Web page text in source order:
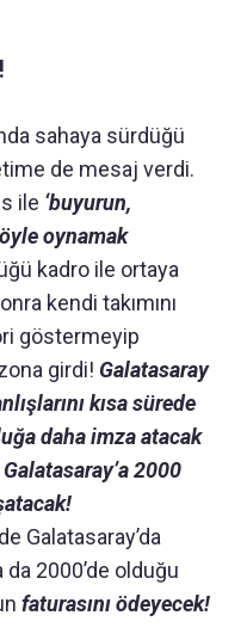
sahaya sürdüğü
de mesaj verdi.
ile ‘buyurun,
oynamak
kadro ile ortaya
kendi takımını
göstermeyip
girdi! Galatasaray
kısa sürede
daha imza atacak
2000
Galatasaray’da
2000’de olduğu
faturasını ödeyecek!